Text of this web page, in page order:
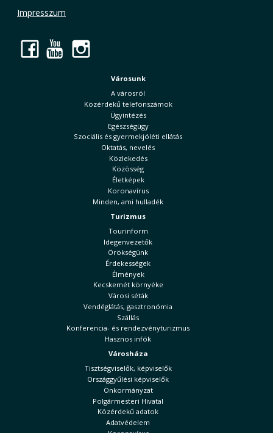
Impresszum
Facebook
YouTube
Városunk
A városról
Közérdekű telefonszámok
Ügyintézés
Egészségügy
Szociális és gyermekjóléti ellátás
Oktatás, nevelés
Közlekedés
Közösség
Életképek
Koronavírus
Minden, ami hulladék
Turizmus
Tourinform
Idegenvezetők
Örökségünk
Érdekességek
Élmények
Kecskemét környéke
Városi séták
Vendéglátás, gasztronómia
Szállás
Konferencia- és rendezvényturizmus
Hasznos infók
Városháza
Tisztségviselők, képviselők
Országgyűlési képviselők
Önkormányzat
Polgármesteri Hivatal
Közérdekű adatok
Adatvédelem